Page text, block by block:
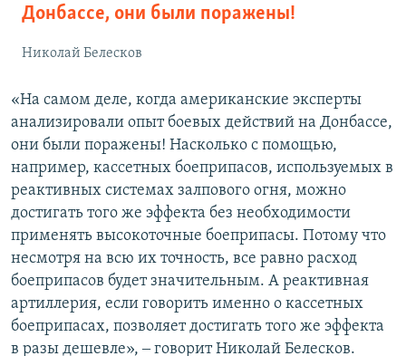
Донбассе, они были поражены!
Николай Белесков
«На самом деле, когда американские эксперты
анализировали опыт боевых действий на Донбассе,
они были поражены! Насколько с помощью,
например, кассетных боеприпасов, используемых в
реактивных системах залпового огня, можно
достигать того же эффекта без необходимости
применять высокоточные боеприпасы. Потому что
несмотря на всю их точность, все равно расход
боеприпасов будет значительным. А реактивная
артиллерия, если говорить именно о кассетных
боеприпасах, позволяет достигать того же эффекта
в разы дешевле», ‒ говорит Николай Белесков.